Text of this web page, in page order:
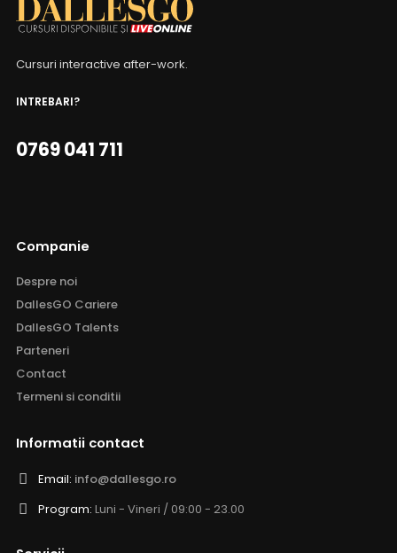
Cursuri interactive after-work.
INTREBARI?
0769 041 711
Companie
Despre noi
DallesGO Cariere
DallesGO Talents
Parteneri
Contact
Termeni si conditii
Informatii contact
Email: info@dallesgo.ro
Program: Luni - Vineri / 09:00 - 23.00